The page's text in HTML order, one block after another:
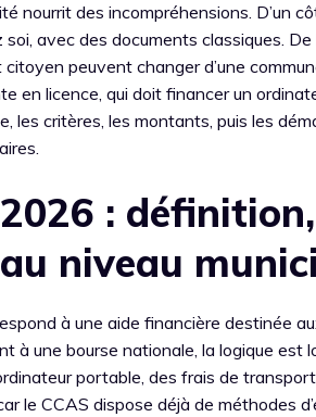
nourrit des incompréhensions. D’un
avec des documents classiques. De
peuvent changer d’une
en licence, qui doit financer un
les critères, les montants, puis les
2026 :
niveau
à une aide financière destinée
à une bourse nationale, la logique est
portable, des frais de
le CCAS dispose déjà de méthodes